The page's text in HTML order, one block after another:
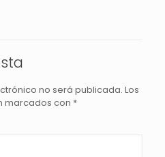
no será publicada. Los
marcados con *